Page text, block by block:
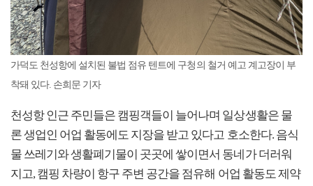
가덕도 천성항에 설치된 불법 점유 텐트에 구청의 철거 예고 계고장이 부
착돼 있다. 손희문 기자
천성항 인근 주민들은 캠핑객들이 늘어나며 일상생활은 물
론 생업인 어업 활동에도 지장을 받고 있다고 호소한다. 음식
물 쓰레기와 생활폐기물이 곳곳에 쌓이면서 동네가 더러워
지고, 캠핑 차량이 항구 주변 공간을 점유해 어업 활동도 제약